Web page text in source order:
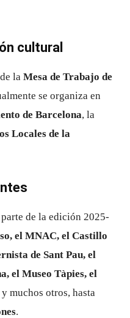
cultural
la Mesa de Trabajo de
se organiza en
de Barcelona, la
Locales de la
de la edición 2025-
el MNAC, el Castillo
de Sant Pau, el
el Museo Tàpies, el
y muchos otros, hasta
.